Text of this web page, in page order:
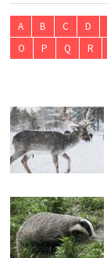
A B C D
O
P Q R